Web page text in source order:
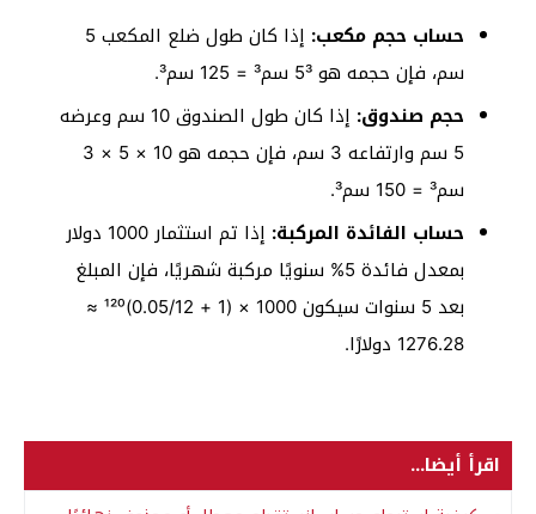
حساب حجم مكعب:
إذا كان طول ضلع المكعب 5
سم، فإن حجمه هو 5³ سم³ = 125 سم³.
حجم صندوق:
إذا كان طول الصندوق 10 سم وعرضه
5 سم وارتفاعه 3 سم، فإن حجمه هو 10 × 5 × 3
سم³ = 150 سم³.
حساب الفائدة المركبة:
إذا تم استثمار 1000 دولار
بمعدل فائدة 5% سنويًا مركبة شهريًا، فإن المبلغ
بعد 5 سنوات سيكون 1000 × (1 + 0.05/12)¹²⁰ ≈
1276.28 دولارًا.
اقرأ أيضا...